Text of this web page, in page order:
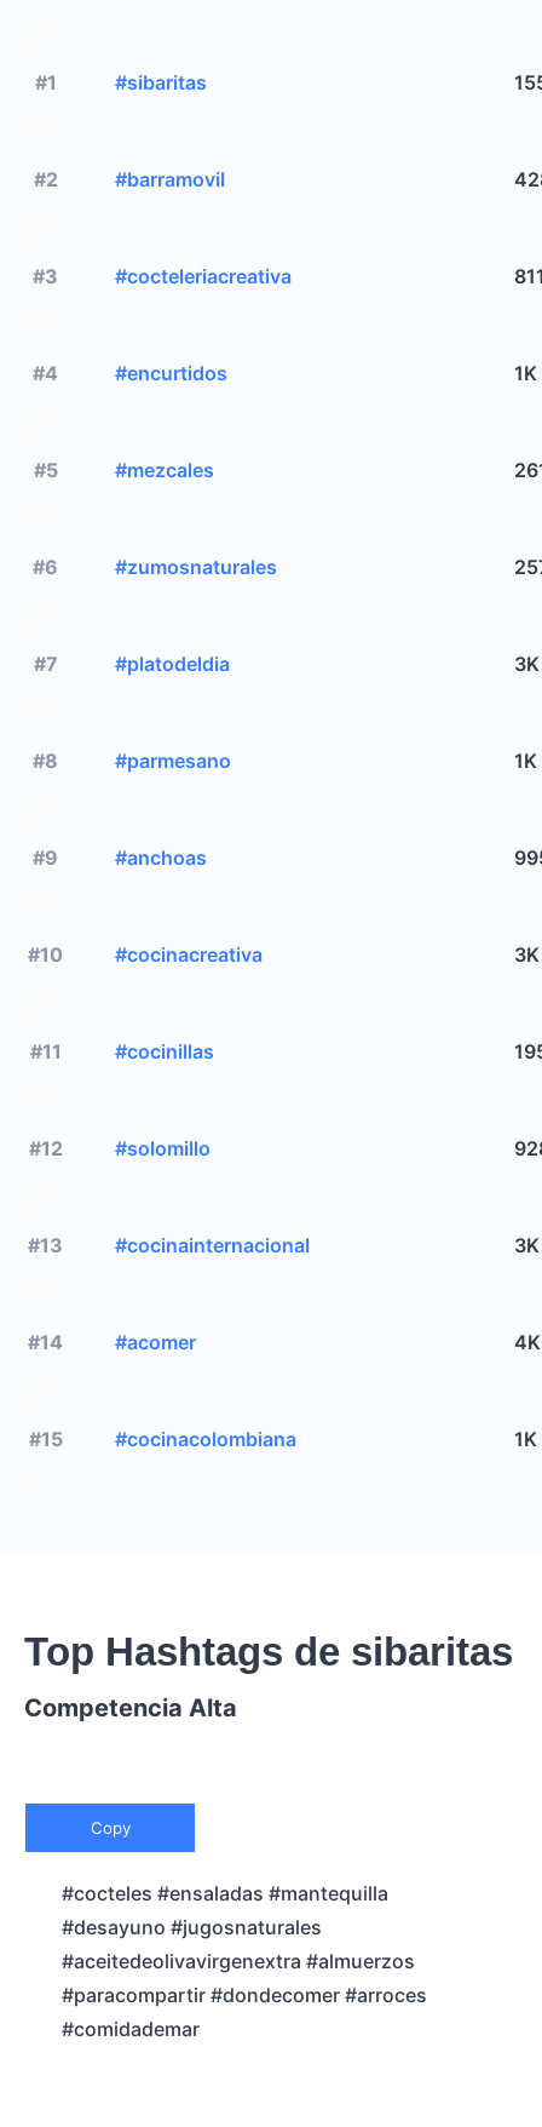
#1 #sibaritas
#2 #barramovil
#3 #cocteleriacreativa
#4 #encurtidos 1K
#5 #mezcales
#6 #zumosnaturales
#7 #platodeldia 3K
#8 #parmesano 1K
#9 #anchoas
#10 #cocinacreativa 3K
#11 #cocinillas
#12 #solomillo
#13 #cocinainternacional 3K
#14 #acomer 4K
#15 #cocinacolombiana 1K
Top Hashtags de sibaritas
Competencia Alta
Copy
#cocteles #ensaladas #mantequilla
#desayuno #jugosnaturales
#aceitedeolivavirgenextra #almuerzos
#paracompartir #dondecomer #arroces
#comidademar